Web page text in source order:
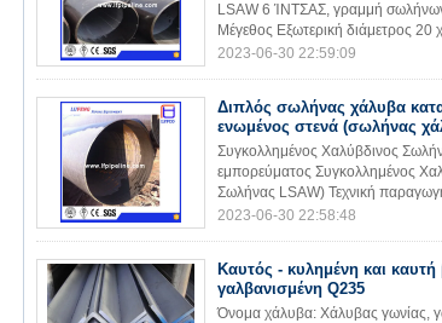
LSAW 6 ΊΝΤΣΑΣ, γραμμή
Μέγεθος Εξωτερική διάμετρος 20
2023-06-30 22:59:09
Διπλός σωλήνας χάλυβα
ενωμένος στενά (σωλήνας
Συγκολλημένος Χαλύβδινος
εμπορεύματος Συγκολλημένος
Σωλήνας LSAW) Τεχνική
2023-06-30 22:58:48
Καυτός - κυλημένη και
γαλβανισμένη Q235
Όνομα χάλυβα: Χάλυβας γωνίας,